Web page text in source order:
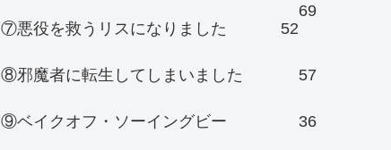
69
⑦悪役を救うリスになりました
52
⑧邪魔者に転生してしまいました 57
⑨ベイクオフ・ソーイングビー 36